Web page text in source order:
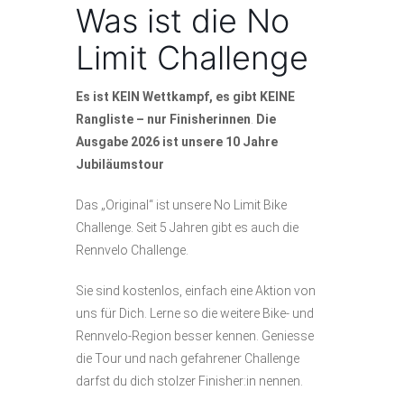
Was ist die No
Limit Challenge
Es ist KEIN Wettkampf, es gibt KEINE
Rangliste – nur Finisherinnen. Die
Ausgabe 2026 ist unsere 10 Jahre
Jubiläumstour
Das „Original“ ist unsere No Limit Bike
Challenge. Seit 5 Jahren gibt es auch die
Rennvelo Challenge.
Sie sind kostenlos, einfach eine Aktion von
uns für Dich. Lerne so die weitere Bike- und
Rennvelo-Region besser kennen. Geniesse
die Tour und nach gefahrener Challenge
darfst du dich stolzer Finisher:in nennen.